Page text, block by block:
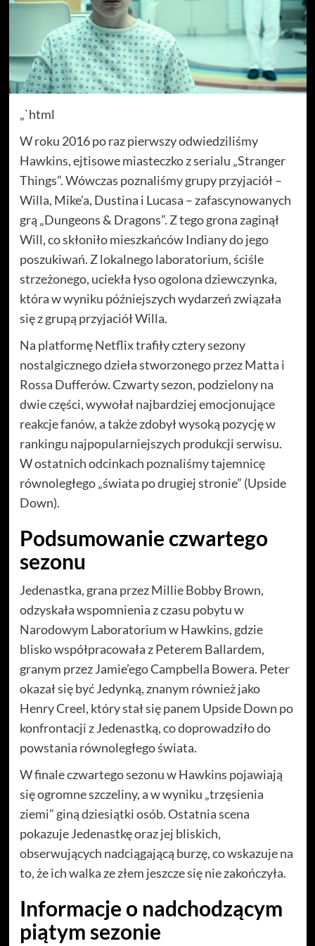
„`html
W roku 2016 po raz pierwszy odwiedziliśmy
Hawkins, ejtisowe miasteczko z serialu „Stranger
Things”. Wówczas poznaliśmy grupy przyjaciół –
Willa, Mike’a, Dustina i Lucasa – zafascynowanych
grą „Dungeons & Dragons”. Z tego grona zaginął
Will, co skłoniło mieszkańców Indiany do jego
poszukiwań. Z lokalnego laboratorium, ściśle
strzeżonego, uciekła łyso ogolona dziewczynka,
która w wyniku późniejszych wydarzeń związała
się z grupą przyjaciół Willa.
Na platformę Netflix trafiły cztery sezony
nostalgicznego dzieła stworzonego przez Matta i
Rossa Dufferów. Czwarty sezon, podzielony na
dwie części, wywołał najbardziej emocjonujące
reakcje fanów, a także zdobył wysoką pozycję w
rankingu najpopularniejszych produkcji serwisu.
W ostatnich odcinkach poznaliśmy tajemnicę
równoległego „świata po drugiej stronie” (Upside
Down).
Podsumowanie czwartego
sezonu
Jedenastka, grana przez Millie Bobby Brown,
odzyskała wspomnienia z czasu pobytu w
Narodowym Laboratorium w Hawkins, gdzie
blisko współpracowała z Peterem Ballardem,
granym przez Jamie’ego Campbella Bowera. Peter
okazał się być Jedynką, znanym również jako
Henry Creel, który stał się panem Upside Down po
konfrontacji z Jedenastką, co doprowadziło do
powstania równoległego świata.
W finale czwartego sezonu w Hawkins pojawiają
się ogromne szczeliny, a w wyniku „trzęsienia
ziemi” giną dziesiątki osób. Ostatnia scena
pokazuje Jedenastkę oraz jej bliskich,
obserwujących nadciągającą burzę, co wskazuje na
to, że ich walka ze złem jeszcze się nie zakończyła.
Informacje o nadchodzącym
piątym sezonie